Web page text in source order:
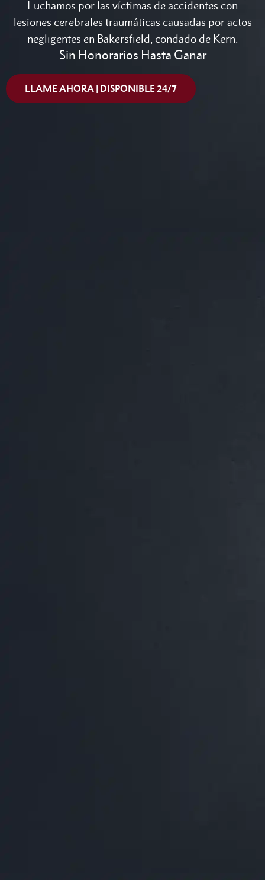
Luchamos por las víctimas de accidentes con
lesiones cerebrales traumáticas causadas por actos
negligentes en Bakersfield, condado de Kern.
Sin Honorarios Hasta Ganar
LLAME AHORA | DISPONIBLE 24/7